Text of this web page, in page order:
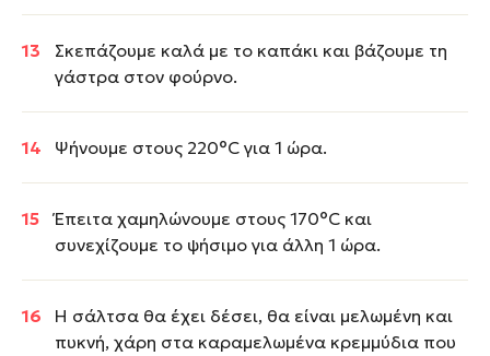
Σκεπάζουμε καλά με το καπάκι και βάζουμε τη
γάστρα στον φούρνο.
Ψήνουμε στους 220°C για 1 ώρα.
Έπειτα χαμηλώνουμε στους 170°C και
συνεχίζουμε το ψήσιμο για άλλη 1 ώρα.
Η σάλτσα θα έχει δέσει, θα είναι μελωμένη και
πυκνή, χάρη στα καραμελωμένα κρεμμύδια που